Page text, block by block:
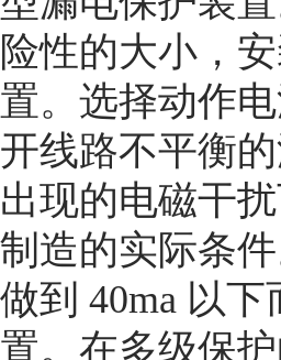
险性的大小，
置。选择动作
开线路不平衡
出现的电磁干
制造的实际条
做到 40ma 以
置。在多级保